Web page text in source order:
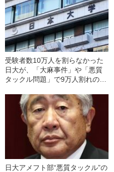
受験者数10万人を割らなかった
日大が、「大麻事件」や「悪質
タックル問題」で9万人割れの危
が…今年の入学志願者数日本一
になる大学は？
日大アメフト部“悪質タックル”の